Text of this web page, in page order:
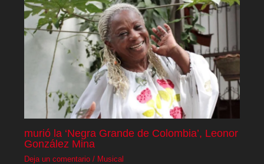
murió la ‘Negra Grande de Colombia’, Leonor
González Mina
Deja un comentario / Musical